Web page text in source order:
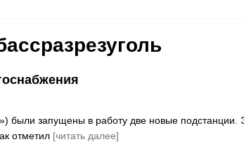
были запущены в работу две новые подстанции.
отметил [читать далее]